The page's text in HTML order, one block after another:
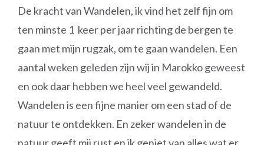
De kracht van Wandelen, ik vind het zelf fijn om
ten minste 1 keer per jaar richting de bergen te
gaan met mijn rugzak, om te gaan wandelen. Een
aantal weken geleden zijn wij in Marokko geweest
en ook daar hebben we heel veel gewandeld.
Wandelen is een fijne manier om een stad of de
natuur te ontdekken. En zeker wandelen in de